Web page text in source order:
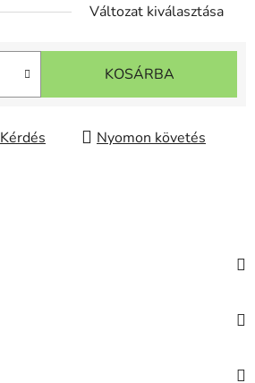
Változat kiválasztása
KOSÁRBA
Kérdés
Nyomon követés